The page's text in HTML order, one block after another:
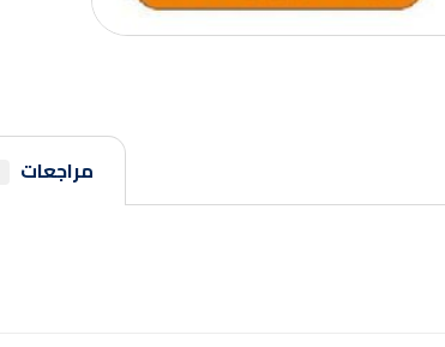
مراجعات